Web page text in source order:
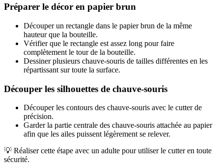
Préparer le décor en papier brun
Découper un rectangle dans le papier brun de la même
hauteur que la bouteille.
Vérifier que le rectangle est assez long pour faire
complètement le tour de la bouteille.
Dessiner plusieurs chauve-souris de tailles différentes en les
répartissant sur toute la surface.
Découper les silhouettes de chauve-souris
Découper les contours des chauve-souris avec le cutter de
précision.
Garder la partie centrale des chauve-souris attachée au papier
afin que les ailes puissent légèrement se relever.
💡 Réaliser cette étape avec un adulte pour utiliser le cutter en toute
sécurité.